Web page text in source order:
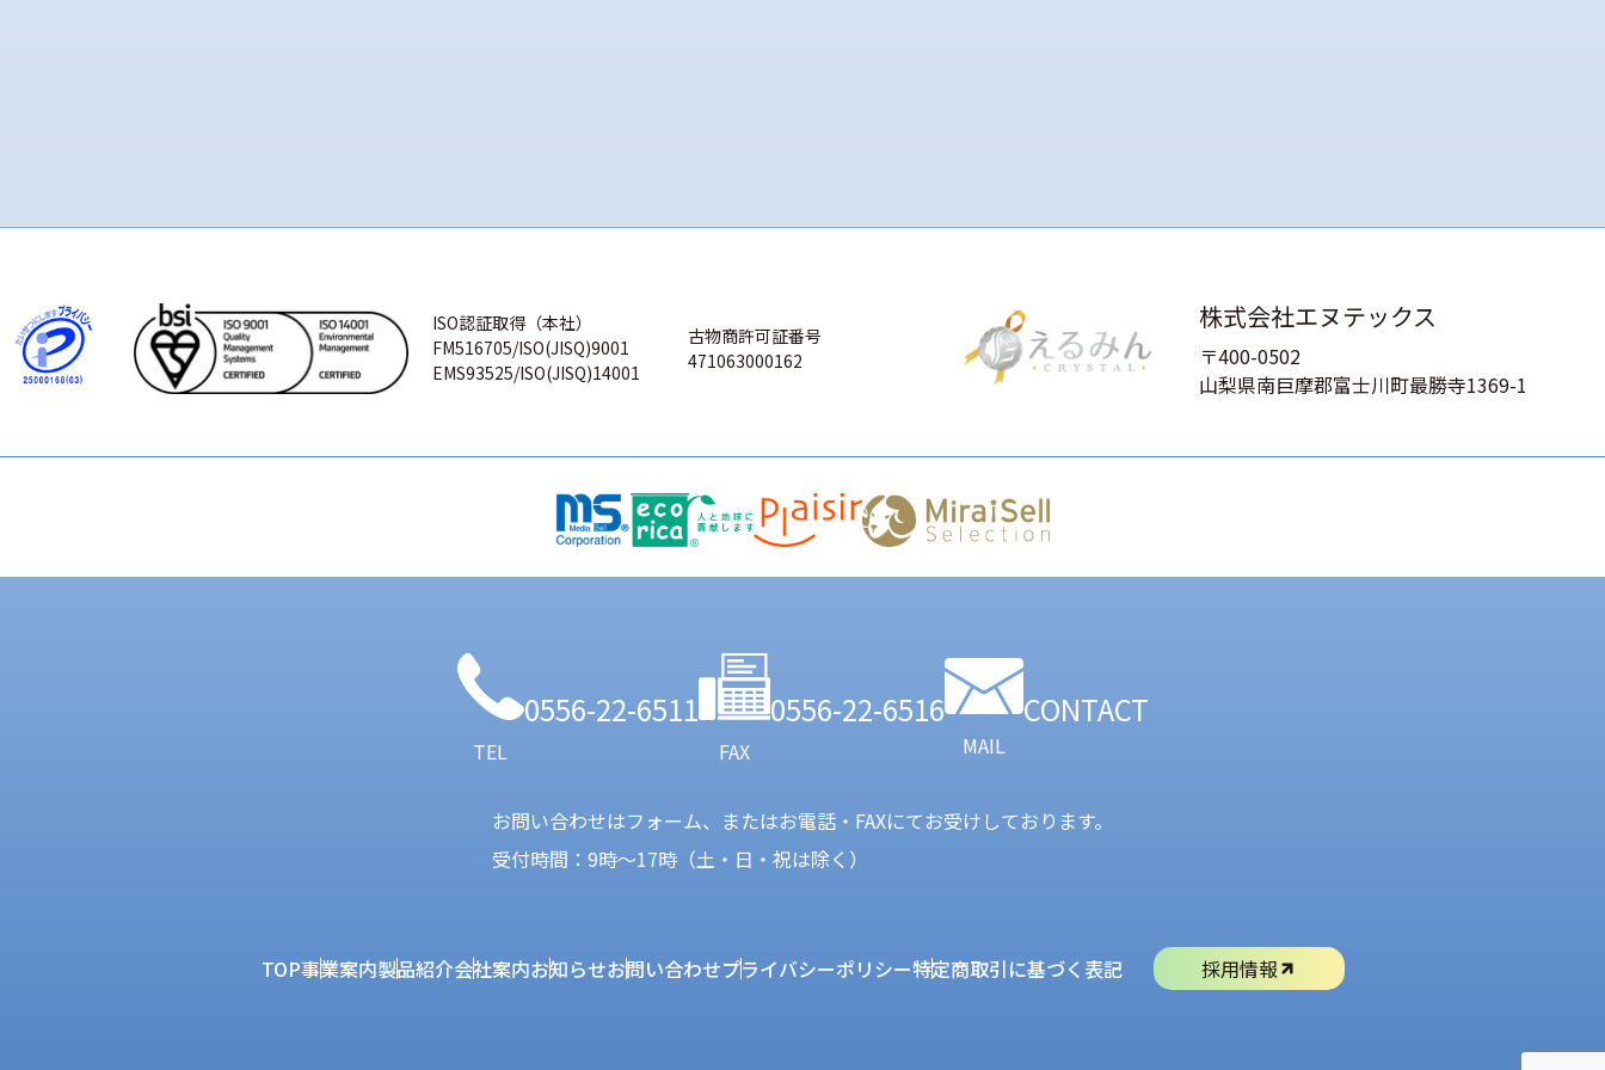
ISO認証取得（本社）
FM516705/ISO(JISQ)9001
EMS93525/ISO(JISQ)14001
古物商許可証番号
471063000162
株式会社エヌテックス
〒400-0502
山梨県南巨摩郡富士川町最勝寺1369-1
TEL
0556-22-6511
FAX
0556-22-6516
MAIL
CONTACT
お問い合わせはフォーム、またはお電話・FAXにてお受けしております。
受付時間：9時〜17時（土・日・祝は除く）
TOP事業案内製品紹介会社案内お知らせお問い合わせプライバシーポリシー特定商取引に基づく表記 採用情報